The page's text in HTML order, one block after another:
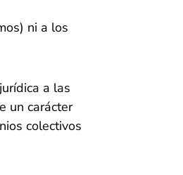
ni a los
a las
un carácter
colectivos